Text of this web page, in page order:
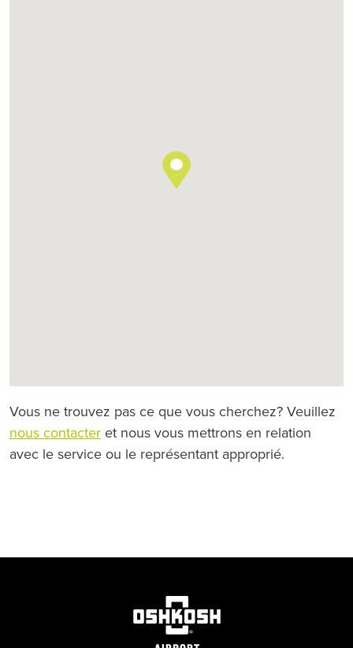
Vous ne trouvez pas ce que vous cherchez? Veuillez
nous contacteret nous vous mettrons en relation
avec le service ou le représentant approprié.